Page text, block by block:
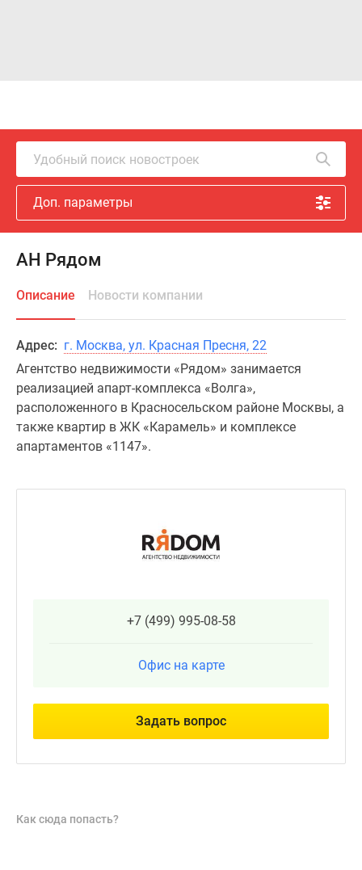
Удобный поиск новостроек
Доп. параметры
АН Рядом
Описание Новости компании
Адрес: г. Москва, ул. Красная Пресня, 22
Агентство недвижимости «Рядом» занимается
реализацией апарт-комплекса «Волга»,
расположенного в Красносельском районе Москвы, а
также квартир в ЖК «Карамель» и комплексе
апартаментов «1147».
+7 (499) 995-08-58
Офис на карте
Задать вопрос
Как сюда попасть?